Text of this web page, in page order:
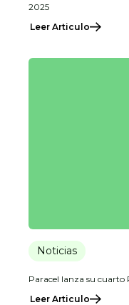
2025
Leer Articulo
Noticias
Paracel lanza su cuarto
Leer Articulo